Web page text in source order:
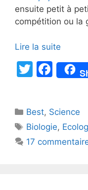
ensuite petit à
compétition ou la
Lire la suite
T
er
F
a
e
b
o
Catégories
Best, Science
Étiquettes
Biologie,
17